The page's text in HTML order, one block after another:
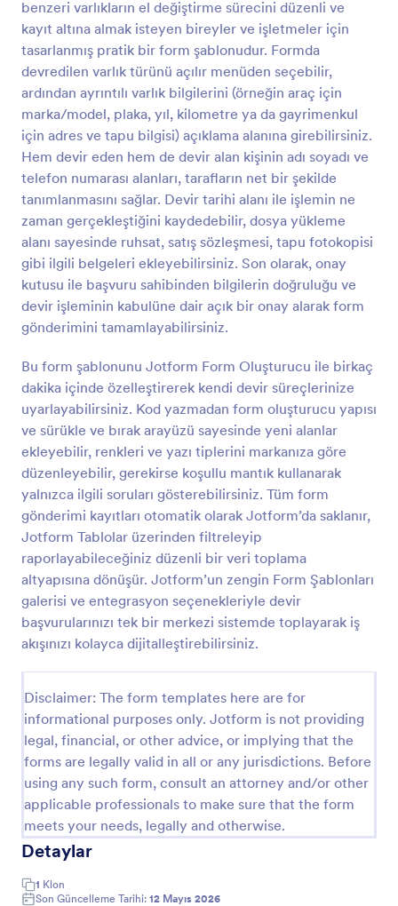
benzeri varlıkların el değiştirme sürecini düzenli ve
kayıt altına almak isteyen bireyler ve işletmeler için
tasarlanmış pratik bir form şablonudur. Formda
devredilen varlık türünü açılır menüden seçebilir,
ardından ayrıntılı varlık bilgilerini (örneğin araç için
marka/model, plaka, yıl, kilometre ya da gayrimenkul
için adres ve tapu bilgisi) açıklama alanına girebilirsiniz.
Hem devir eden hem de devir alan kişinin adı soyadı ve
telefon numarası alanları, tarafların net bir şekilde
tanımlanmasını sağlar. Devir tarihi alanı ile işlemin ne
zaman gerçekleştiğini kaydedebilir, dosya yükleme
alanı sayesinde ruhsat, satış sözleşmesi, tapu fotokopisi
gibi ilgili belgeleri ekleyebilirsiniz. Son olarak, onay
kutusu ile başvuru sahibinden bilgilerin doğruluğu ve
devir işleminin kabulüne dair açık bir onay alarak form
gönderimini tamamlayabilirsiniz.
Bu form şablonunu Jotform Form Oluşturucu ile birkaç
dakika içinde özelleştirerek kendi devir süreçlerinize
uyarlayabilirsiniz. Kod yazmadan form oluşturucu yapısı
ve sürükle ve bırak arayüzü sayesinde yeni alanlar
ekleyebilir, renkleri ve yazı tiplerini markanıza göre
düzenleyebilir, gerekirse koşullu mantık kullanarak
yalnızca ilgili soruları gösterebilirsiniz. Tüm form
gönderimi kayıtları otomatik olarak Jotform’da saklanır,
Jotform Tablolar üzerinden filtreleyip
raporlayabileceğiniz düzenli bir veri toplama
altyapısına dönüşür. Jotform’un zengin Form Şablonları
galerisi ve entegrasyon seçenekleriyle devir
başvurularınızı tek bir merkezi sistemde toplayarak iş
akışınızı kolayca dijitalleştirebilirsiniz.
Disclaimer: The form templates here are for
informational purposes only. Jotform is not providing
legal, financial, or other advice, or implying that the
forms are legally valid in all or any jurisdictions. Before
using any such form, consult an attorney and/or other
applicable professionals to make sure that the form
meets your needs, legally and otherwise.
Detaylar
1 Klon
Son Güncelleme Tarihi: 12 Mayıs 2026
Önizleme
Maaş Bordrosu Talep Formu
Maaş Bordrosu Talep Formu, çalışanların bordro
taleplerini dönem ve teslimat tercihlerine göre tek
noktadan toplamanıza yardımcı olur ve insan
kaynakları ile muhasebe süreçlerinde veri toplamayı
kolaylaştırır.
Go to Category:
İnsan Kaynakları Formları
Şablon Kullan
Önizleme